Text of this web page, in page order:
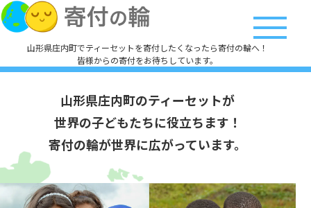
山形県庄内町でティーセットを寄付したくなったら寄付の輪へ！
皆様からの寄付をお待ちしています。
山形県庄内町のティーセットが
世界の子どもたちに役立ちます！
寄付の輪が世界に広がっています。